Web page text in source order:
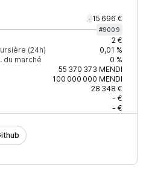
- 15 696 €
#9009
2 €
(24h)
0,01 %
du marché
0 %
55 370 373 MENDI
100 000 000 MENDI
28 348 €
- €
- €